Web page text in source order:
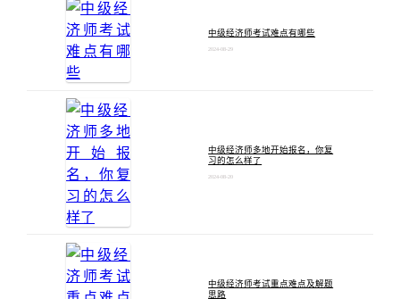
中级经济师考试难点有哪些
2024-08-29
中级经济师多地开始报名，你复
习的怎么样了
2024-08-20
中级经济师考试重点难点及解题
思路